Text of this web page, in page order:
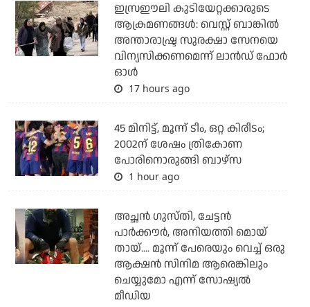
ഇസ്രഈലി കുടിയേറ്റക്കാരുടെ
ആക്രമണങ്ങള്‍: വെസ്റ്റ് ബാങ്കില്‍
അന്താരാഷ്ട്ര സുരക്ഷാ സേനയെ
വിന്യസിക്കണമെന്ന് ലാന്‍ഡ് ഫോര്‍
ഓള്‍
17 hours ago
45 മിനിട്ട്, മൂന്ന് ടീം, ഒറ്റ കിരീടം;
2002ന് ശേഷം ത്രികോണ
പോരിനൊരുങ്ങി ബാഴ്‌സ
1 hour ago
അച്ഛന്‍ ഗുസ്തി, ചേട്ടന്‍
പാര്‍ക്കൗര്‍, അനിയത്തി മൊയ്
തായ്.... മൂന്ന് പേരെയും വെച്ച് ഒരു
ആക്ഷന്‍ സിനിമ ആരെങ്കിലും
ചെയ്യുമോ എന്ന് സോഷ്യല്‍
മീഡിയ